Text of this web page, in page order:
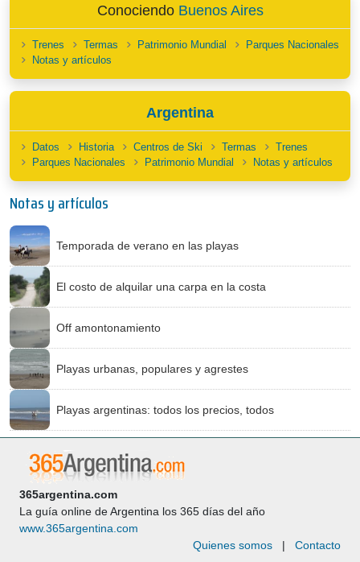
Conociendo Buenos Aires
Trenes Termas Patrimonio Mundial
Parques Nacionales
Notas y artículos
Argentina
Datos Historia Centros de Ski Termas
Trenes
Parques Nacionales
Patrimonio Mundial Notas y artículos
Notas y artículos
Temporada de verano en las playas
El costo de alquilar una carpa en la costa
Off amontonamiento
Playas urbanas, populares y agrestes
Playas argentinas: todos los precios, todos
365argentina.com
La guía online de Argentina los 365 días del año
www.365argentina.com
Quienes somos | Contacto